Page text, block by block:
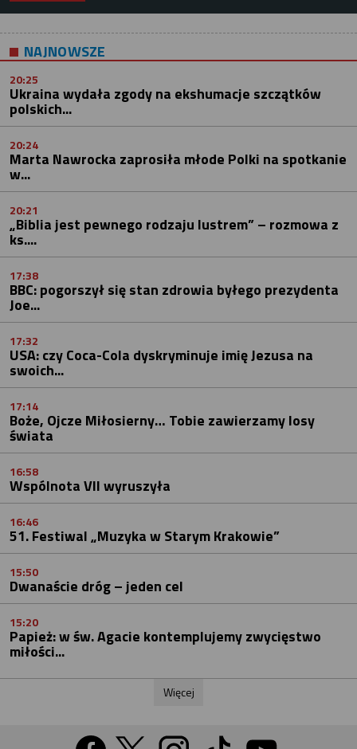
NAJNOWSZE
20:25
Ukraina wydała zgody na ekshumacje szczątków
polskich...
20:24
Marta Nawrocka zaprosiła młode Polki na spotkanie
w...
20:21
„Biblia jest pewnego rodzaju lustrem” – rozmowa z
ks....
17:38
BBC: pogorszył się stan zdrowia byłego prezydenta
Joe...
17:32
USA: czy Coca-Cola dyskryminuje imię Jezusa na
swoich...
17:14
Boże, Ojcze Miłosierny… Tobie zawierzamy losy
świata
16:58
Wspólnota VII wyruszyła
16:46
51. Festiwal „Muzyka w Starym Krakowie”
15:50
Dwanaście dróg – jeden cel
15:20
Papież: w św. Agacie kontemplujemy zwycięstwo
miłości...
Więcej